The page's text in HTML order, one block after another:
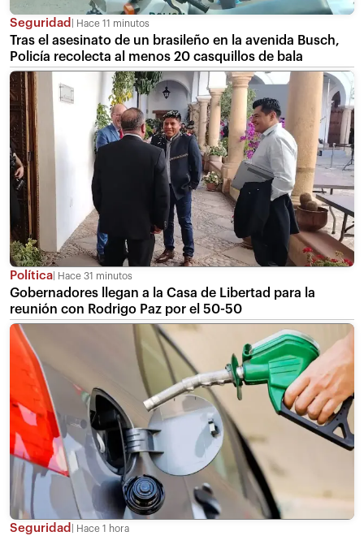
Seguridad Hace 11 minutos
Tras el asesinato de un brasileño en la avenida Busch,
Policía recolecta al menos 20 casquillos de bala
Política Hace 31 minutos
Gobernadores llegan a la Casa de Libertad para la
reunión con Rodrigo Paz por el 50-50
Seguridad Hace 1 hora